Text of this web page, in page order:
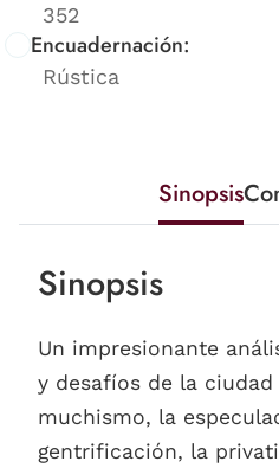
352
Encuadernación:
Rústica
Sinopsis
Sinopsis
Un impresionante
y desafíos de la
muchismo, la
gentrificación, la